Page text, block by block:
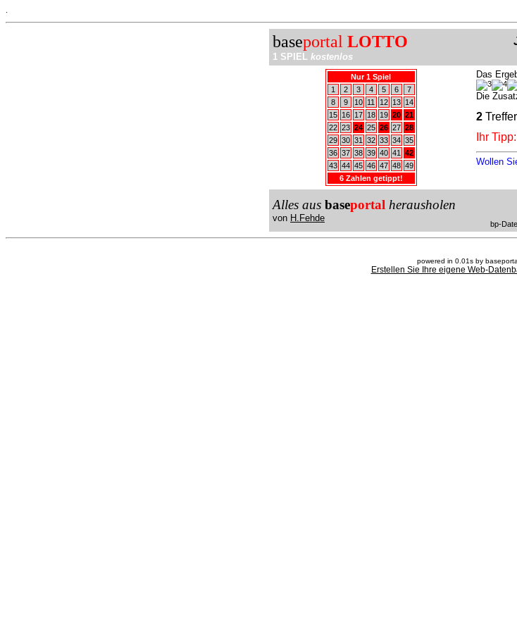
baseportal LOTTO
1 SPIEL kostenlos
Nur 1 Spiel
1
2 3 4 5 6
7
8
9 10 11 12 13
14
15
16 17 18 19 20 21
22 23 24 25 26 27 28
29 30 31 32 33 34 35
36 37 38 39 40 41
42
43 44 45 46 47 48 49
6 Zahlen getippt!
Das
Die
2 Treffer
Ihr Tipp:
Wollen
Alles aus baseportal herausholen
von H.Fehde
bp-
powered in 0.01s by
Erstellen Sie Ihre eigene Web-